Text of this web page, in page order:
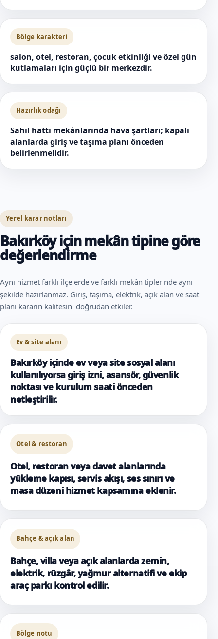
Bölge karakteri
salon, otel, restoran, çocuk etkinliği ve özel gün
kutlamaları için güçlü bir merkezdir.
Hazırlık odağı
Sahil hattı mekânlarında hava şartları; kapalı
alanlarda giriş ve taşıma planı önceden
belirlenmelidir.
Yerel karar notları
Bakırköy için mekân tipine göre
değerlendirme
Aynı hizmet farklı ilçelerde ve farklı mekân tiplerinde aynı
şekilde hazırlanmaz. Giriş, taşıma, elektrik, açık alan ve saat
planı kararın kalitesini doğrudan etkiler.
Ev & site alanı
Bakırköy içinde ev veya site sosyal alanı
kullanılıyorsa giriş izni, asansör, güvenlik
noktası ve kurulum saati önceden
netleştirilir.
Otel & restoran
Otel, restoran veya davet alanlarında
yükleme kapısı, servis akışı, ses sınırı ve
masa düzeni hizmet kapsamına eklenir.
Bahçe & açık alan
Bahçe, villa veya açık alanlarda zemin,
elektrik, rüzgâr, yağmur alternatifi ve ekip
araç parkı kontrol edilir.
Bölge notu